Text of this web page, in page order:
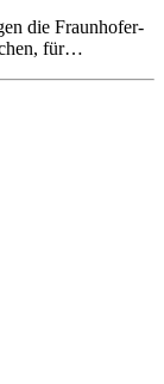
die Fraunhofer-
für…